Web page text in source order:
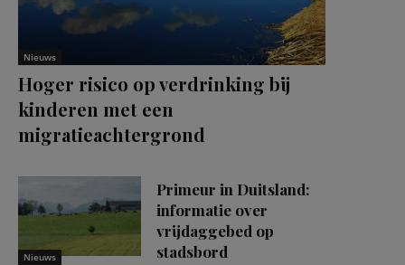
Nieuws
Hoger risico op verdrinking bij
kinderen met een
migratieachtergrond
Nieuws
Primeur in Duitsland:
informatie over
vrijdaggebed op
stadsbord